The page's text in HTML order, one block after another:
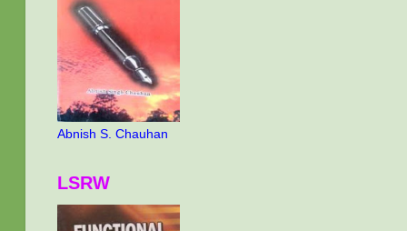
Abnish S. Chauhan
LSRW